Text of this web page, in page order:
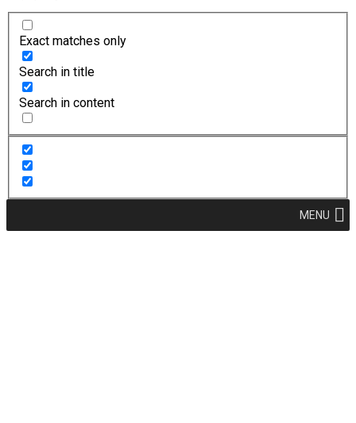
Exact matches only
Search in title
Search in content
MENU